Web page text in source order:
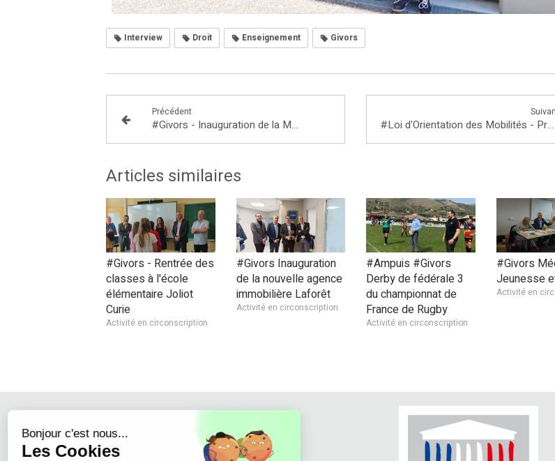
Interview Droit Enseignement Givors
Précédent
#Givors - Inauguration de la Maison de Services Au Public #Loi d'Orientation des Mobilités - Première vague d'auditions d'acteurs engagés pour une #MobilitéDurable
Articles similaires
#Givors - Rentrée des
classes à l'école
élémentaire Joliot
Curie
Activité en circonscription
#Givors Inauguration
de la nouvelle agence
immobilière Laforêt
Activité en circonscription
#Ampuis #Givors
Derby de fédérale 3
du championnat de
France de Rugby
Activité en circonscription
#Givors
Jeunesse
Activité en
Continuer sans accepter
Bonjour c'est nous...
Les Cookies